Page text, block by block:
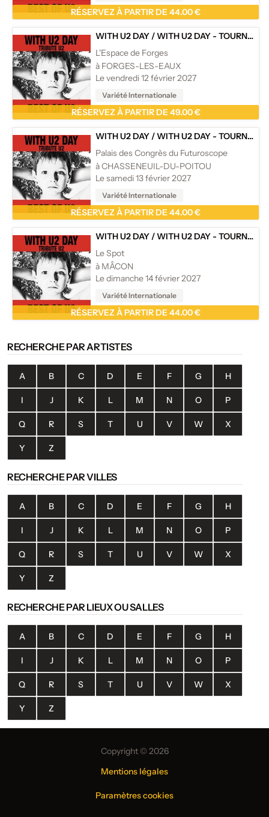
RÉSERVEZ À PARTIR DE 44.00 €
WITH U2 DAY /WITH U2 DAY - TOURNÉE
L'Espace de Forges
à FORGES-LES-EAUX
Le vendredi 12 février 2027
Variété Internationale
RÉSERVEZ À PARTIR DE 49.00 €
WITH U2 DAY /WITH U2 DAY - TOURNÉE
Palais des Congrès du Futuroscope
à CHASSENEUIL-DU-POITOU
Le samedi 13 février 2027
Variété Internationale
RÉSERVEZ À PARTIR DE 44.00 €
WITH U2 DAY /WITH U2 DAY - TOURNÉE
Le Spot
à MÂCON
Le dimanche 14 février 2027
Variété Internationale
RÉSERVEZ À PARTIR DE 44.00 €
RECHERCHE PAR ARTISTES
A B C D E F G H
I J K L M N O P
Q R S T U V W X
Y Z
RECHERCHE PAR VILLES
A B C D E F G H
I J K L M N O P
Q R S T U V W X
Y Z
RECHERCHE PAR LIEUX OU SALLES
A B C D E F G H
I J K L M N O P
Q R S T U V W X
Y Z
Copyright © 2026
Mentions légales
Paramètres cookies